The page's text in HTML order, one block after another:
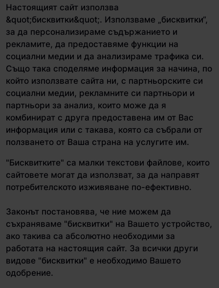
Настоящият сайт използва
&quot;бисквитки&quot;. Използваме „бисквитки“,
за да персонализираме съдържанието и
рекламите, да предоставяме функции на
социални медии и да анализираме трафика си.
Също така споделяме информация за начина, по
който използвате сайта ни, с партньорските си
социални медии, рекламните си партньори и
партньори за анализ, които може да я
комбинират с друга предоставена им от Вас
информация или с такава, която са събрали от
ползването от Ваша страна на услугите им.
"Бисквитките" са малки текстови файлове, които
сайтовете могат да използват, за да направят
потребителското изживяване по-ефективно.
Законът постановява, че ние можем да
съхраняваме "бисквитки" на Вашето устройство,
ако такива са абсолютно необходими за
работата на настоящия сайт. За всички други
видове "бисквитки" е необходимо Вашето
одобрение.